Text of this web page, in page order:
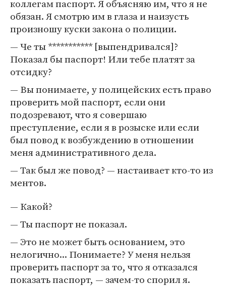
коллегам паспорт. Я объясняю им, что я не
обязан. Я смотрю им в глаза и наизусть
произношу куски закона о полиции.
— Че ты *********** [выпендривался]?
Показал бы паспорт! Или тебе платят за
отсидку?
— Вы понимаете, у полицейских есть право
проверить мой паспорт, если они
подозревают, что я совершаю
преступление, если я в розыске или если
был повод к возбуждению в отношении
меня административного дела.
— Так был же повод? — настаивает кто-то из
ментов.
— Какой?
— Ты паспорт не показал.
— Это не может быть основанием, это
нелогично... Понимаете? У меня нельзя
проверить паспорт за то, что я отказался
показать паспорт, — зачем-то спорил я.